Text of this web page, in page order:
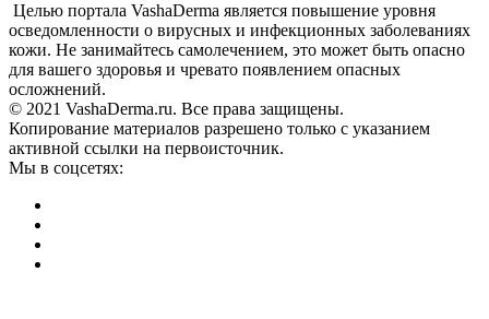
Целью портала VashaDerma является повышение уровня
осведомленности о вирусных и инфекционных заболеваниях
кожи. Не занимайтесь самолечением, это может быть опасно
для вашего здоровья и чревато появлением опасных
осложнений.
© 2021 VashaDerma.ru. Все права защищены.
Копирование материалов разрешено только с указанием
активной ссылки на первоисточник.
Мы в соцсетях: